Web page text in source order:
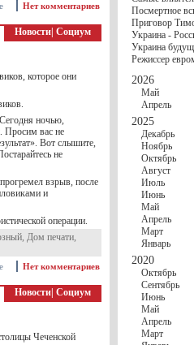
Нет комментариев
Новости Социум
которое они
ночью,
Просим вас не
Вот слышите,
не
взрыв, после
и
операции.
, Дом печати,
Нет комментариев
Новости Социум
Чеченской
16 Ноября
13 Ноября
10 Ноября
10 Ноября
особом статусе
03 Ноября
Посмертное
Приговор
Украина -
Украина
Режиссер
2026
Май
Апрель
2025
Декабрь
Ноябрь
Октябрь
Август
Июль
Июнь
Май
Апрель
Март
Январь
2020
Октябрь
Сентябрь
Июнь
Май
Апрель
Март